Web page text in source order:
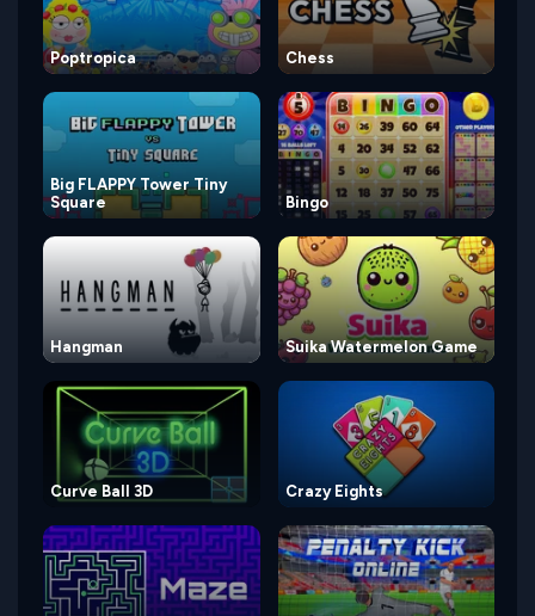
Poptropica Chess
Big FLAPPY Tower Tiny
Square
Bingo
Hangman Suika Watermelon Game
Curve Ball 3D Crazy Eights